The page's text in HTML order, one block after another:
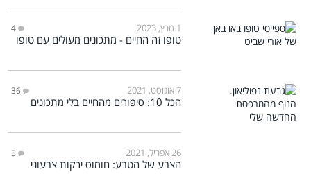
1 מרץ, 2023 4
טופו זה החיים - מתכונים מעולים עם טופו
7 אוגוסט, 2021 36
הכל 10: סיפורים מהחיים בלי מתכונים
26 אפריל, 2021 5
הצבע של הטבע: חומוס ירקות צבעוני